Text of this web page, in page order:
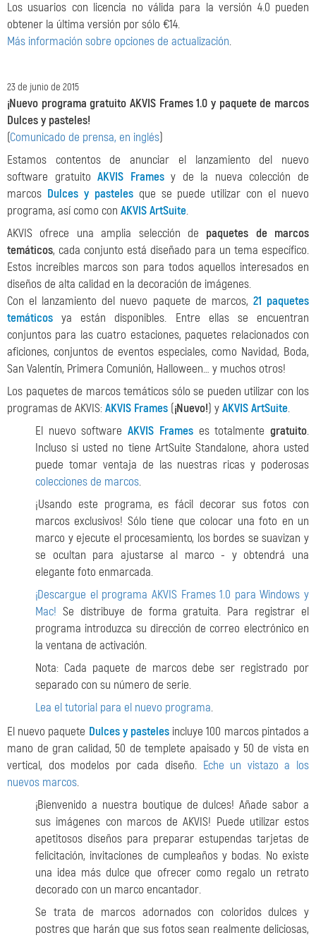
Los usuarios con licencia no válida para la versión 4.0 pueden
obtener la última versión por sólo €14.
Más información sobre opciones de actualización.
23 de junio de 2015
¡Nuevo programa gratuito AKVIS Frames 1.0 y paquete de marcos
Dulces y pasteles!
(Comunicado de prensa, en inglés)
Estamos contentos de anunciar el lanzamiento del nuevo
software gratuitoAKVIS Framesy de la nueva colección de
marcos Dulces y pastelesque se puede utilizar con el nuevo
programa, así como con AKVIS ArtSuite.
AKVIS ofrece una amplia selección de paquetes de marcos
temáticos, cada conjunto está diseñado para un tema específico.
Estos increíbles marcos son para todos aquellos interesados en
diseños de alta calidad en la decoración de imágenes.
Con el lanzamiento del nuevo paquete de marcos, 21 paquetes
temáticos ya están disponibles. Entre ellas se encuentran
conjuntos para las cuatro estaciones, paquetes relacionados con
aficiones, conjuntos de eventos especiales, como Navidad, Boda,
San Valentín, Primera Comunión, Halloween… y muchos otros!
Los paquetes de marcos temáticos sólo se pueden utilizar con los
programas de AKVIS:AKVIS Frames (¡Nuevo!) yAKVIS ArtSuite.
El nuevo softwareAKVIS Frameses totalmentegratuito.
Incluso si usted no tiene ArtSuite Standalone, ahora usted
puede tomar ventaja de las nuestras ricas y poderosas
colecciones de marcos.
¡Usando este programa, es fácil decorar sus fotos con
marcos exclusivos! Sólo tiene que colocar una foto en un
marco y ejecute el procesamiento, los bordes se suavizan y
se ocultan para ajustarse al marco - y obtendrá una
elegante foto enmarcada.
¡Descargue el programa AKVIS Frames 1.0 para Windows y
Mac! Se distribuye de forma gratuita. Para registrar el
programa introduzca su dirección de correo electrónico en
la ventana de activación.
Nota: Cada paquete de marcos debe ser registrado por
separado con su número de serie.
Lea el tutorial para el nuevo programa.
El nuevo paquete Dulces y pasteles incluye 100 marcos pintados a
mano de gran calidad, 50 de templete apaisado y 50 de vista en
vertical, dos modelos por cada diseño. Eche un vistazo a los
nuevos marcos.
¡Bienvenido a nuestra boutique de dulces! Añade sabor a
sus imágenes con marcos de AKVIS! Puede utilizar estos
apetitosos diseños para preparar estupendas tarjetas de
felicitación, invitaciones de cumpleaños y bodas. No existe
una idea más dulce que ofrecer como regalo un retrato
decorado con un marco encantador.
Se trata de marcos adornados con coloridos dulces y
postres que harán que sus fotos sean realmente deliciosas,